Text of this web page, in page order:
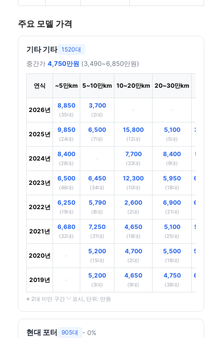
주요 모델 가격
기타 기타 1520대
중간가 4,750만원 (3,490~6,850만원)
연식 ~5만km 5~10만km 10~20만km 20~30만km
2026년
8,850
(35대)
3,700
(2대)
- -
2025년
9,850
(24대)
6,500
(7대)
15,800
(12대)
5,100
(5대)
3,750
2024년
8,400
(28대)
-
7,700
(33대)
8,400
(9대)
5,150
2023년
6,500
(46대)
6,450
(34대)
12,300
(10대)
5,950
(18대)
6,800
2022년
6,250
(19대)
5,790
(8대)
2,600
(2대)
6,900
(21대)
6,800
2021년
6,680
(32대)
7,250
(31대)
4,650
(18대)
5,100
(25대)
5,700
2020년 -
5,200
(15대)
4,700
(2대)
5,500
(16대)
5,400
2019년 -
5,200
(3대)
4,650
(9대)
4,750
(38대)
6,900
※ 2대 미만 구간 '-' 표시, 단위: 만원
현대 포터 905대
- 0%